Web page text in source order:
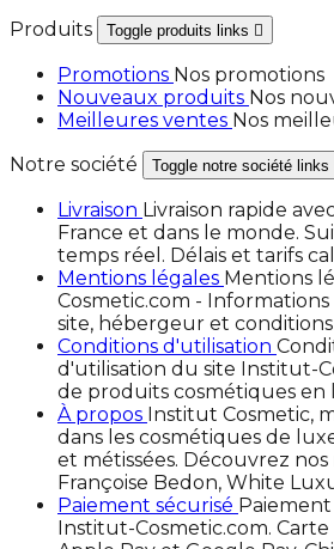
Produits
Toggle produits links 
Promotions Nos promotions
Nouveaux produits Nos
Meilleures ventes Nos
Notre société
Toggle notre société links
Livraison Livraison rapide
France et dans le monde.
temps réel. Délais et tarifs
Mentions légales Mentions
Cosmetic.com -
site, hébergeur et
Conditions d'utilisation
d'utilisation du site Institut-
de produits cosmétiques en
À propos Institut Cosmetic,
dans les cosmétiques de
et métissées. Découvrez
Françoise Bedon, White
Paiement sécurisé
Institut-Cosmetic.com.